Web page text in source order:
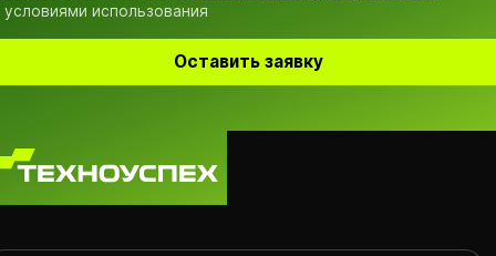
условиями использования
Оставить заявку